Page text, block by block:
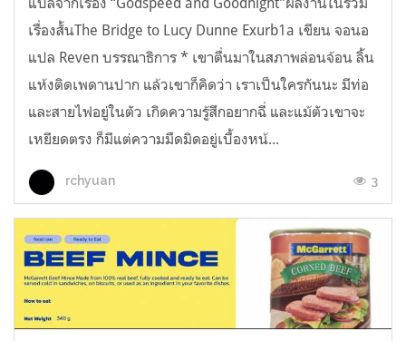
เรื่องสั้นThe Bridge to Lucy Dunne Exurb1a เขียน จอนอ
แปล Reven บรรณาธิการ * เขาตื่นมาในสภาพล่อนจ้อน ลิ้น
แห้งติดเพดานปาก แล้วเขาก็คิดว่า เราเป็นใครกันนะ มีท่อ
และสายไฟอยู่ในตัว เกิดความรู้สึกอยากฉี่ และแม้ตัวเขาจะ
เหยียดตรง ก็มีแต่ความมืดมิดอยู่เบื้องหน้...
rchyuan 3